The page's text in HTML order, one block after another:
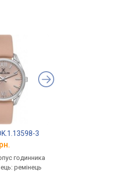
3
годинника
ремінець